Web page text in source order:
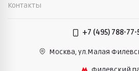
Контакты
+7 (495) 788-77-
Москва, ул.Малая